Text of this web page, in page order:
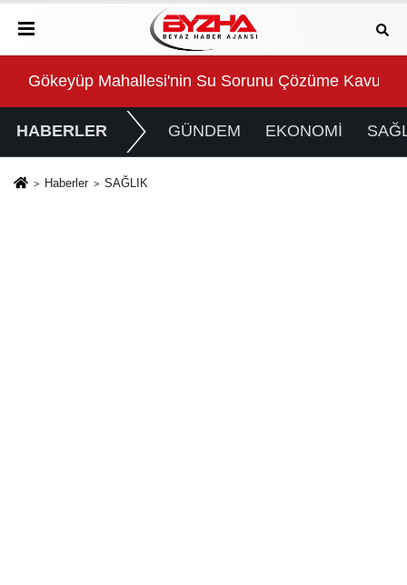
Süper Enduro’da start Başkan Büyükakın’dan
HABERLER GÜNDEM EKONOMİ
Haberler SAĞLIK